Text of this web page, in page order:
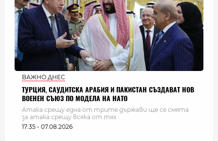
ВАЖНО ДНЕС
ТУРЦИЯ, САУДИТСКА АРАБИЯ И ПАКИСТАН СЪЗДАВАТ НОВ
ВОЕНЕН СЪЮЗ ПО МОДЕЛА НА НАТО
Атака срещу една от трите държави ще се смята
за атака срещу всяка от тях
17:35 - 07.08.2026